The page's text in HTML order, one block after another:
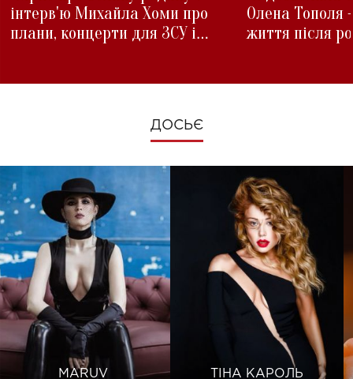
інтерв'ю Михайла Хоми про
плани, концерти для ЗСУ і
Олена Тополя
життя після
ДОСЬЄ
MARUV ТІНА КАРОЛЬ